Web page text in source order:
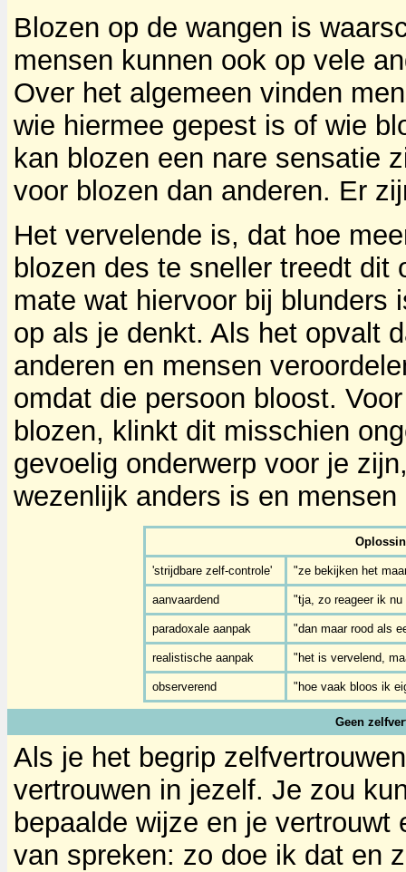
Blozen op de wangen is
mensen kunnen ook op vele
Over het algemeen vinden
wie hiermee gepest is of wie
kan blozen een nare sensatie
voor blozen dan anderen. Er
Het vervelende is, dat hoe
blozen des te sneller treedt dit
mate wat hiervoor bij
op als je denkt. Als het opvalt
anderen en mensen
omdat die persoon bloost.
blozen, klinkt dit misschien
gevoelig onderwerp voor je
wezenlijk anders is en
'strijdbare zelf-controle' "ze bekijken het
aanvaardend "tja, zo reageer ik nu
paradoxale aanpak "dan maar rood als
realistische aanpak "het is vervelend,
observerend "hoe vaak bloos ik
Geen
Als je het begrip
vertrouwen in jezelf. Je zou
bepaalde wijze en je
van spreken: zo doe ik dat en